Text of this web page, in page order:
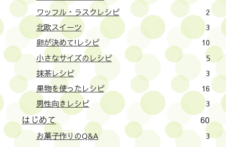
ワッフル・ラスクレシピ
2
北欧スイーツ
3
卵が決めて!レシピ
10
小さなサイズのレシピ
5
抹茶レシピ
3
果物を使ったレシピ
16
男性向きレシピ
3
はじめて 60
お菓子作りのQ&A
3